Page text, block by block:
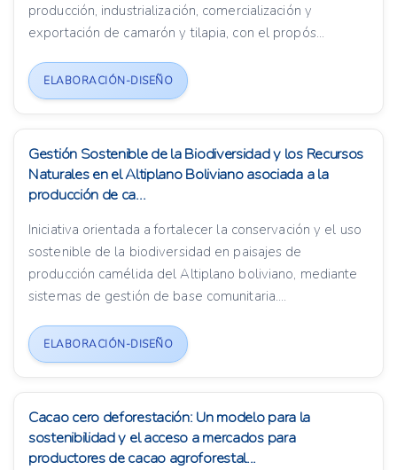
producción, industrialización, comercialización y
exportación de camarón y tilapia, con el propós...
ELABORACIÓN-DISEÑO
Gestión Sostenible de la Biodiversidad y los Recursos
Naturales en el Altiplano Boliviano asociada a la
producción de ca...
Iniciativa orientada a fortalecer la conservación y el uso
sostenible de la biodiversidad en paisajes de
producción camélida del Altiplano boliviano, mediante
sistemas de gestión de base comunitaria....
ELABORACIÓN-DISEÑO
Cacao cero deforestación: Un modelo para la
sostenibilidad y el acceso a mercados para
productores de cacao agroforestal...